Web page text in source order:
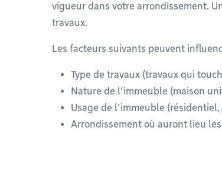
vigueur dans votre arrondissement.
travaux.
Les facteurs suivants peuvent
Type de travaux (travaux qui
Nature de l’immeuble (maison
Usage de l’immeuble
Arrondissement où auront lieu